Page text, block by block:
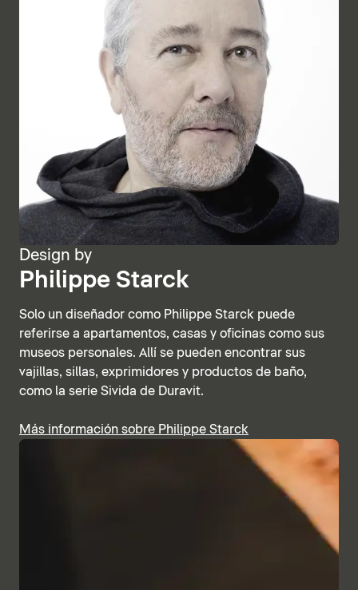
Design by
Philippe Starck
Solo un diseñador como Philippe Starck puede
referirse a apartamentos, casas y oficinas como sus
museos personales. Allí se pueden encontrar sus
vajillas, sillas, exprimidores y productos de baño,
como la serie Sivida de Duravit.
Más información sobre Philippe Starck